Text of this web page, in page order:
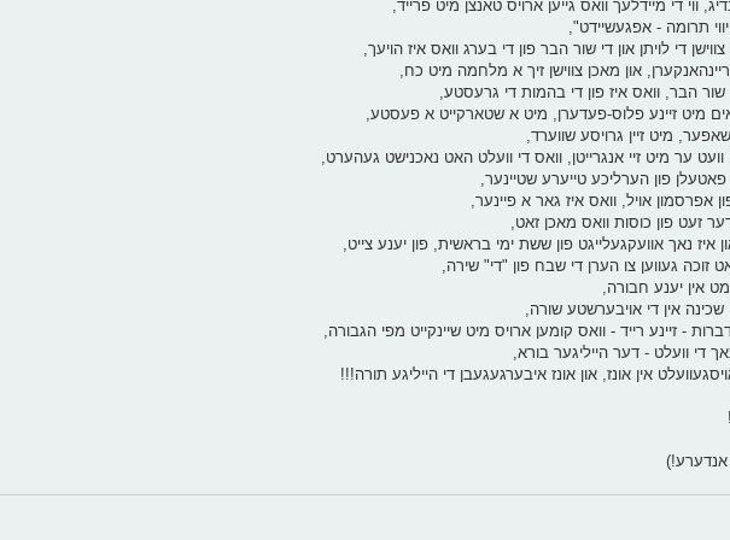
ווי די מיידלעך וואס גייען ארויס טאנצן מיט פרייד,
תרומה - אפגעשיידט",
די לויתן און די שור הבר פון די בערג וואס איז הויעך,
און מאכן צווישן זיך א מלחמה מיט כח,
שור הבר, וואס איז פון די בהמות די גרעסטע,
אים מיט זיינע פלוס-פעדערן, מיט א שטארקייט א פעסטע,
מיט זיין גרויסע שווערד,
ער מיט זיי אנגרייטן, וואס די וועלט האט נאכנישט געהערט,
פאטעלן פון הערליכע טייערע שטיינער,
אפרסמון אויל, וואס איז גאר א פיינער,
דער זעט פון כוסות וואס מאכן זאט,
איז נאך אוועקגעלייגט פון ששת ימי בראשית, פון יענע צייט,
זוכה געווען צו הערן די שבח פון "די" שירה,
אין יענע חבורה,
שכינה אין די אויבערשטע שורה,
- זיינע רייד - וואס קומען ארויס מיט שיינקייט מפי הגבורה,
די וועלט - דער הייליגער בורא,
אין אונז, און אונז איבערגעגעבן די הייליגע תורה!!!
אנדערע!)